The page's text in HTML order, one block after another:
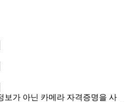
보가 아닌 카메라 자격증명을 사